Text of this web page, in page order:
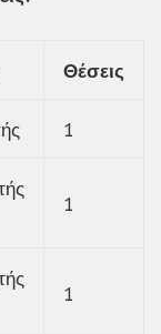
Θέσεις
1
1
1